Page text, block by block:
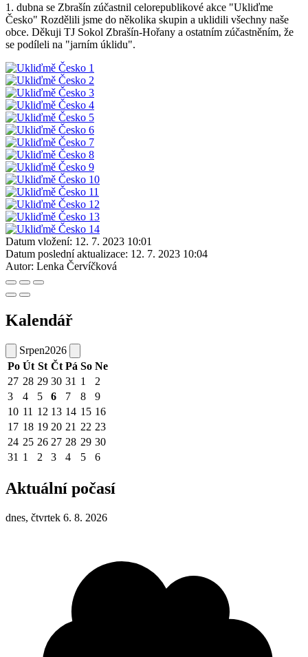
1. dubna se Zbrašín zúčastnil celorepublikové akce "Ukliďme
Česko" Rozdělili jsme do několika skupin a uklidili všechny naše
obce. Děkuji TJ Sokol Zbrašín-Hořany a ostatním zúčastněním, že
se podíleli na "jarním úklidu".
Datum vložení: 12. 7. 2023 10:01
Datum poslední aktualizace: 12. 7. 2023 10:04
Autor: Lenka Červíčková
Kalendář
Srpen2026
Po Út St Čt Pá So Ne
27 28 29 30 31 1
2
3
4 5 6 7 8
9
10 11 12 13 14 15 16
17 18 19 20 21 22 23
24 25 26 27 28 29 30
31 1 2 3 4 5 6
Aktuální počasí
dnes, čtvrtek 6. 8. 2026